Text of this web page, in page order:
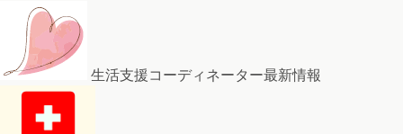
生活支援コーディネーター最新情報